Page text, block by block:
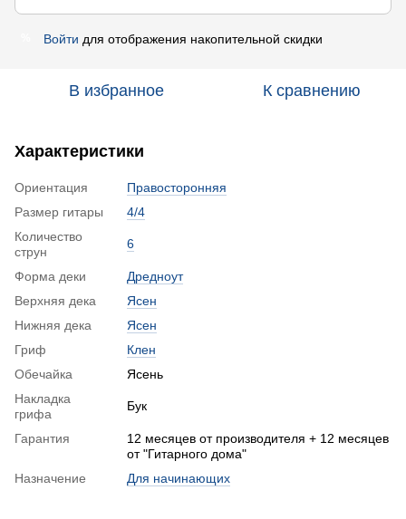
Войти для отображения накопительной скидки
В избранное К сравнению
Характеристики
Ориентация
Правосторонняя
Размер гитары
4/4
Количество
струн
6
Форма деки
Дредноут
Верхняя дека
Ясен
Нижняя дека
Ясен
Гриф
Клен
Обечайка
Ясень
Накладка
грифа
Бук
Гарантия
12 месяцев от производителя + 12 месяцев
от "Гитарного дома"
Назначение
Для начинающих